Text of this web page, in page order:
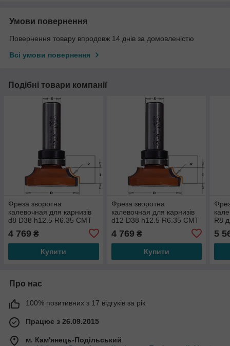
Умови повернення
Повернення товару впродовж 14 днів за домовленістю
Всі умови повернення
Подібні товари компанії
Фреза зворотна
калевочная для карнизів
d8 D38 h12.5 R6.35 СМТ
4 769 ₴
Купити
Фреза зворотна
калевочная для карнизів
d12 D38 h12.5 R6.35 СМТ
4 769₴
Купити
R8
5
Про нас
100% позитивних з 17 відгуків за рік
Працює з 26.09.2015
м. Кам'янець-Подільський